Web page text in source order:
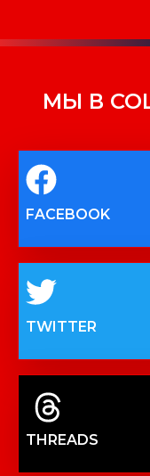
МЫ В
FACEBOOK
TWITTER
THREADS